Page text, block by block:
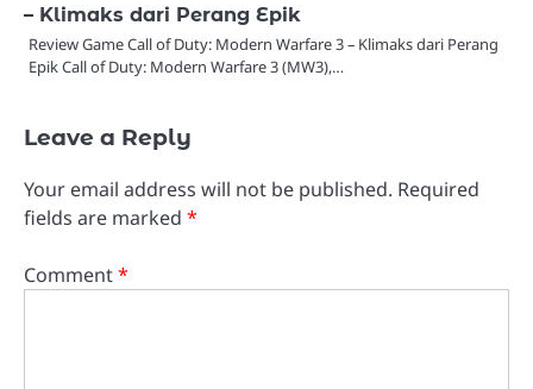
– Klimaks dari Perang Epik
Review Game Call of Duty: Modern Warfare 3 – Klimaks dari Perang
Epik Call of Duty: Modern Warfare 3 (MW3),…
Leave a Reply
Your email address will not be published. Required
fields are marked *
Comment*